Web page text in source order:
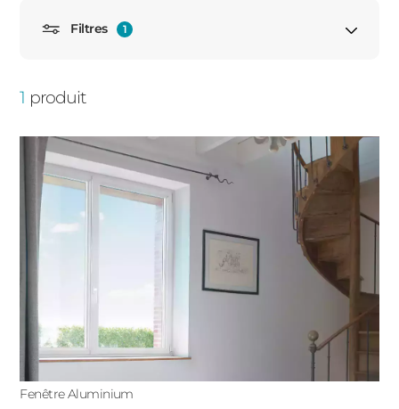
Filtres 1
Fenêtre cintrée
Fenêtre oeil de boeuf
Fenêtre rectangulaire
Fenêtre arrondie
Fenêtre trapèze
1 produit
Fenêtre Aluminium
ACIER